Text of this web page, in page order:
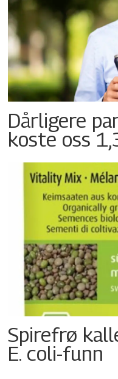
Dårligere
koste oss
Spirefrø
E. coli-funn